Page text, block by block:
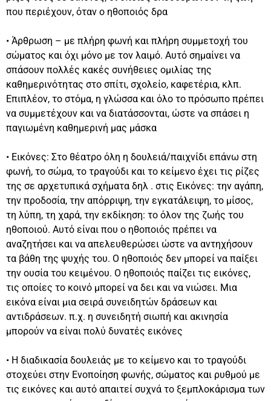
που περιέχουν, όταν ο ηθοποιός δρα
• Άρθρωση – με πλήρη φωνή και πλήρη συμμετοχή του
σώματος και όχι μόνο με τον λαιμό. Αυτό σημαίνει να
σπάσουν πολλές κακές συνήθειες ομιλίας της
καθημερινότητας στο σπίτι, σχολείο, καφετέρια, κλπ.
Επιπλέον, το στόμα, η γλώσσα και όλο το πρόσωπο πρέπει
να συμμετέχουν και να διατάσσονται, ώστε να σπάσει η
παγιωμένη καθημερινή μας μάσκα
• Εικόνες: Στο θέατρο όλη η δουλειά/παιχνίδι επάνω στη
φωνή, το σώμα, το τραγούδι και το κείμενο έχει τις ρίζες
της σε αρχετυπικά σχήματα δηλ . στις Εικόνες: την αγάπη,
την προδοσία, την απόρριψη, την εγκατάλειψη, το μίσος,
τη λύπη, τη χαρά, την εκδίκηση: το όλον της ζωής του
ηθοποιού. Αυτό είναι που ο ηθοποιός πρέπει να
αναζητήσει και να απελευθερώσει ώστε να αντηχήσουν
τα βάθη της ψυχής του. Ο ηθοποιός δεν μπορεί να παίξει
την ουσία του κειμένου. Ο ηθοποιός παίζει τις εικόνες,
τις οποίες το κοινό μπορεί να δει και να νιώσει. Μια
εικόνα είναι μια σειρά συνειδητών δράσεων και
αντιδράσεων. π.χ. η συνειδητή σιωπή και ακινησία
μπορούν να είναι πολύ δυνατές εικόνες
• Η διαδικασία δουλειάς με το κείμενο και το τραγούδι
στοχεύει στην Ενοποίηση φωνής, σώματος και ρυθμού με
τις εικόνες και αυτό απαιτεί συχνά το ξεμπλοκάρισμα των